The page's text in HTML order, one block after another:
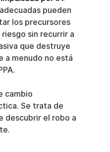
pueden
los precursores
sin recurrir a
que destruye
a menudo no está
cambio
Se trata de
descubrir el robo a